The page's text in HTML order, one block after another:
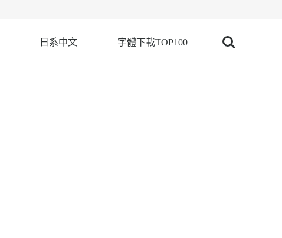
日系中文 字體下載TOP100